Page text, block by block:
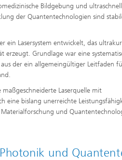
Bildgebung und
der Quantentechnologien sind
ein Lasersystem entwickelt, das
erzeugt. Grundlage war eine
der ein allgemeingültiger Leitfaden
Laserquelle mit
eine bislang unerreichte
und
und